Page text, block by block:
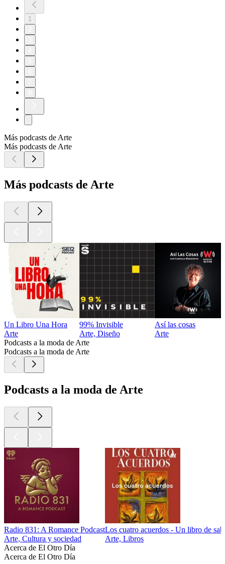
1
Más podcasts de Arte
Más podcasts de Arte
Más podcasts de Arte
Un Libro Una Hora
Arte
99% Invisible
Arte, Diseño
Así las cosas
Arte
Podcasts a la moda de Arte
Podcasts a la moda de Arte
Podcasts a la moda de Arte
Radio 831: A Romance Podcast
Arte, Cultura y sociedad
Los cuatro acuerdos - Un libro de
Arte, Libros
Acerca de El Otro Día
Acerca de El Otro Día